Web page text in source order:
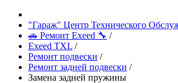
"Гараж" Центр Технического
🚗 Ремонт Exeed 🔧 /
Exeed TXL /
Ремонт подвески /
Ремонт задней подвески /
Замена задней пружины